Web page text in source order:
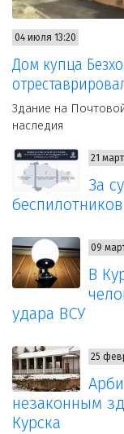
04 июля 13:20
Дом купца
Здание на
наследия
21
За
09
В
удара ВСУ
25
незаконным
Курска